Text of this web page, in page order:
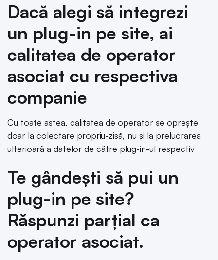
Dacă alegi să integrezi
un plug-in pe site, ai
calitatea de operator
asociat cu respectiva
companie
Cu toate astea, calitatea de operator se oprește
doar la colectare propriu-zisă, nu și la prelucrarea
ulterioară a datelor de către plug-in-ul respectiv
Te gândești să pui un
plug-in pe site?
Răspunzi parțial ca
operator asociat.